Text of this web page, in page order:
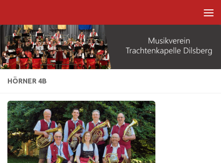
HÖRNER 4B